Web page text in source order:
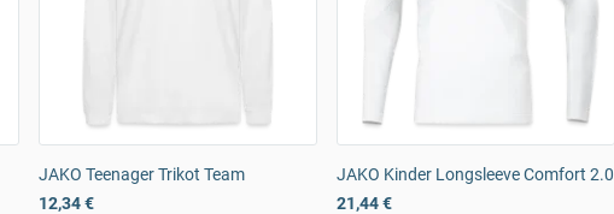
JAKO Teenager Trikot Team
12,34 €
JAKO Kinder Longsleeve Comfort 2.0
21,44 €